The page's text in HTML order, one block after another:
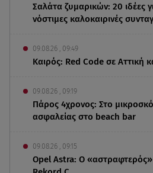
Σαλάτα ζυμαρικών: 20 ιδέες
νόστιμες καλοκαιρινές
09.08.26 , 09:49
Καιρός: Red Code σε Αττική
09.08.26 , 09:19
Πάρος 4χρονος: Στο
ασφαλείας στο beach bar
09.08.26 , 09:15
Opel Astra: Ο